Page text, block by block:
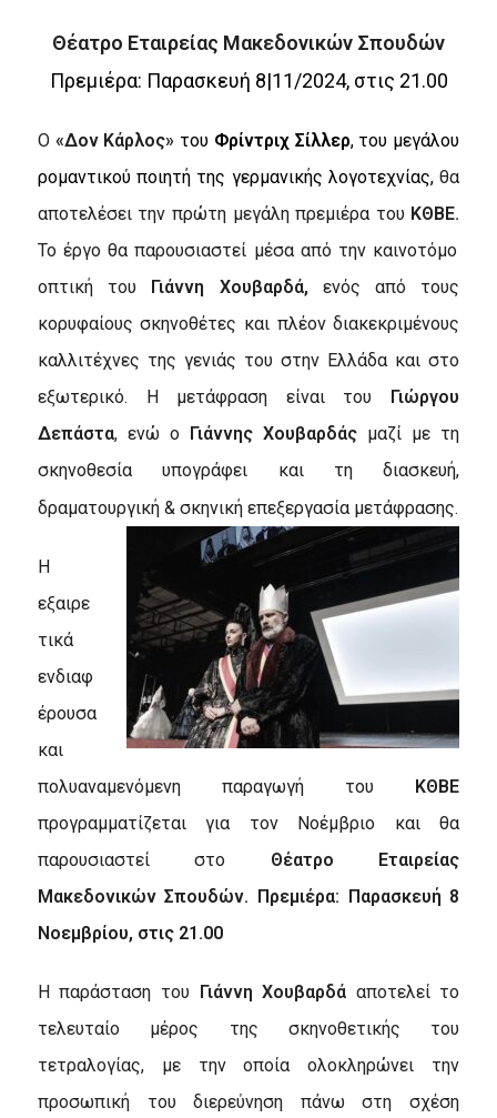
Θέατρο Εταιρείας Μακεδονικών Σπουδών
Πρεμιέρα: Παρασκευή 8|11/2024, στις 21.00
O «Δον Κάρλος» του Φρίντριχ Σίλλερ, του μεγάλου
ρομαντικού ποιητή της γερμανικής λογοτεχνίας,θα
αποτελέσει την πρώτη μεγάλη πρεμιέρα του ΚΘΒΕ.
Το έργο θα παρουσιαστεί μέσα από την καινοτόμο
οπτική του Γιάννη Χουβαρδά, ενός από τους
κορυφαίους σκηνοθέτες και πλέον διακεκριμένους
καλλιτέχνες της γενιάς του στην Ελλάδα και στο
εξωτερικό. Η μετάφραση είναι του Γιώργου
Δεπάστα, ενώ οΓιάννης Χουβαρδάς μαζί με τη
σκηνοθεσία υπογράφει και τη
διασκευή,
δραματουργική & σκηνική επεξεργασία μετάφρασης.
Η
εξαιρε
τικά
ενδιαφ
έρουσα
και
πολυαναμενόμενη παραγωγή του ΚΘΒΕ
προγραμματίζεται για τον Νοέμβριο και θα
παρουσιαστεί στο Θέατρο Εταιρείας
Μακεδονικών Σπουδών. Πρεμιέρα: Παρασκευή 8
Νοεμβρίου, στις 21.00
Η παράσταση του Γιάννη Χουβαρδά αποτελεί το
τελευταίο μέρος της σκηνοθετικής του
τετραλογίας, με την οποία ολοκληρώνει την
προσωπική του διερεύνηση πάνω στη σχέση